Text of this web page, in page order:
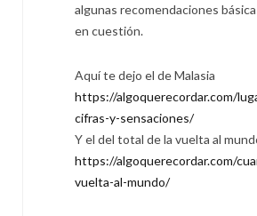
algunas recomendaciones
en cuestión.
Aquí te dejo el de Malasia
https://algoquerecordar.com/
cifras-y-sensaciones/
Y el del total de la vuelta al
https://algoquerecordar.com/
vuelta-al-mundo/